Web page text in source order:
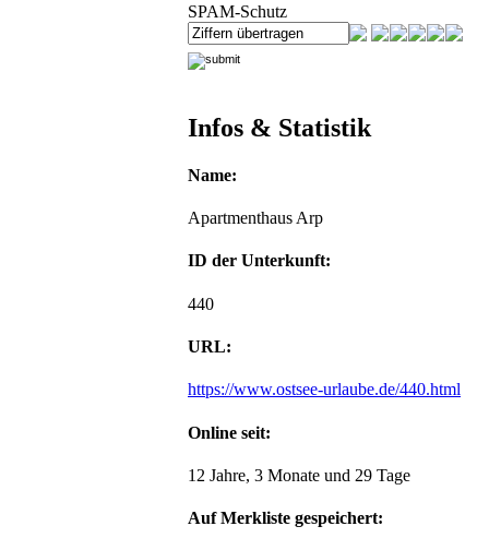
SPAM-Schutz
Infos & Statistik
Name:
Apartmenthaus Arp
ID der Unterkunft:
440
URL:
https://www.ostsee-urlaube.de/440.html
Online seit:
12 Jahre, 3 Monate und 29 Tage
Auf Merkliste gespeichert: